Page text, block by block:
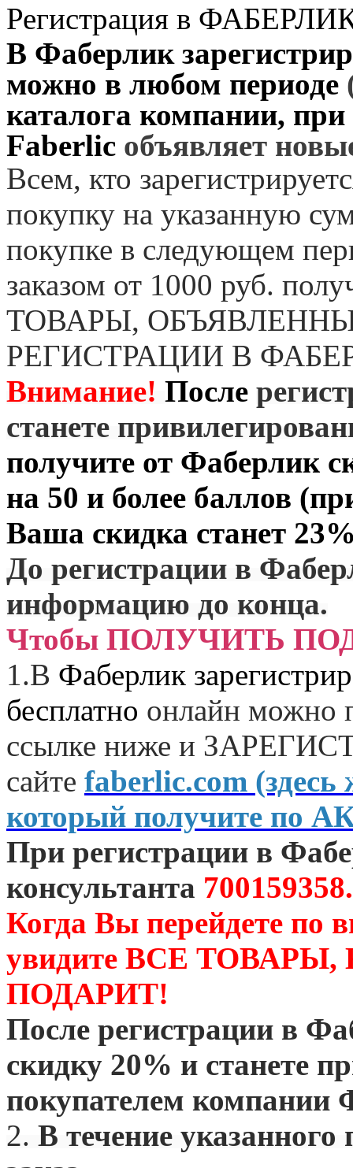
Регистрация в
В Фаберлик
можно в любом периоде
каталога компании,
Faberlic объявляет
Всем, кто
покупку на указанную
покупке в следующем
заказом от 1000 руб.
ТОВАРЫ,
РЕГИСТРАЦИИ В
Внимание! После
станете
получите от Фаберлик
на 50 и более баллов
Ваша скидка станет
До регистрации в
информацию до конца.
Чтобы ПОЛУЧИТЬ
1.В Фаберлик
бесплатно онлайн можно
ссылке ниже и
сайте faberlic.com
который получите по
При регистрации в
консультанта 700159358.
Когда Вы перейдете по
увидите ВСЕ
ПОДАРИТ!
После регистрации в
скидку 20% и станете
покупателем компании
2. В течение указанного